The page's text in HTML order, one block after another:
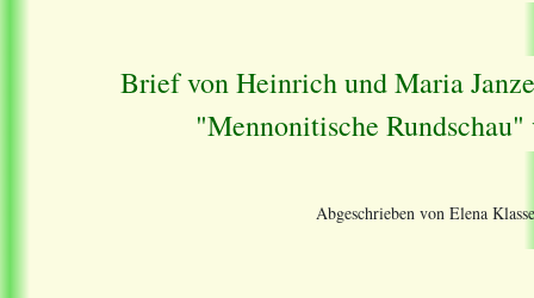
Brief von Heinrich und Maria
"Mennonitische
Abgeschrieben von Elena